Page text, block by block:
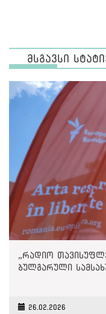
მსგავსი
„რადიო
ბულგარული
26.02.2026